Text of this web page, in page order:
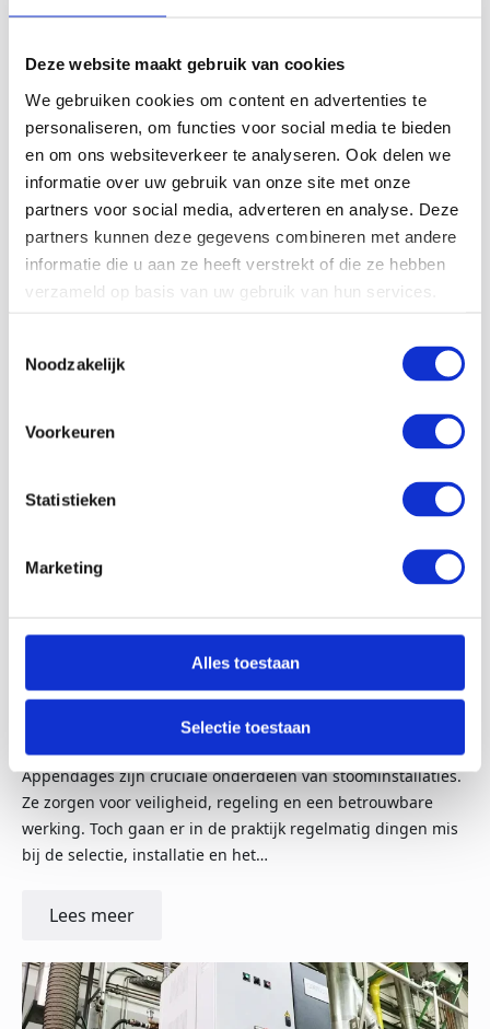
Deze website maakt gebruik van cookies
We gebruiken cookies om content en advertenties te
personaliseren, om functies voor social media te bieden
en om ons websiteverkeer te analyseren. Ook delen we
informatie over uw gebruik van onze site met onze
partners voor social media, adverteren en analyse. Deze
partners kunnen deze gegevens combineren met andere
informatie die u aan ze heeft verstrekt of die ze hebben
verzameld op basis van uw gebruik van hun services.
Noodzakelijk
Voorkeuren
Statistieken
Marketing
Alles toestaan
Selectie toestaan
Energie besparen met industriële stoomsystemen
30-12-25
Energie besparen met industriële stoomsystemen is voor
veel bedrijven geen wens meer, maar een noodzaak.
Stoomprocessen behoren tot de grootste energieverbruikers
binnen de industrie. Tegelijkertijd bieden ze veel kansen
om…
Veelgemaakte fouten bij appendages in
Appendages zijn cruciale onderdelen van stoominstallaties.
Ze zorgen voor veiligheid, regeling en een betrouwbare
werking. Toch gaan er in de praktijk regelmatig dingen mis
bij de selectie, installatie en het…
Lees meer